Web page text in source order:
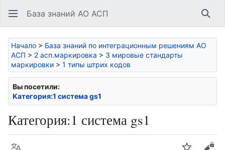
База знаний АО АСП
Начало > База знаний по интеграционным решениям АО
АСП > 2 асп.маркировка > 3 мировые стандарты
маркировки > 1 типы штрих кодов
Вы посетили:
Категория:1 система gs1
Категория:1 система gs1